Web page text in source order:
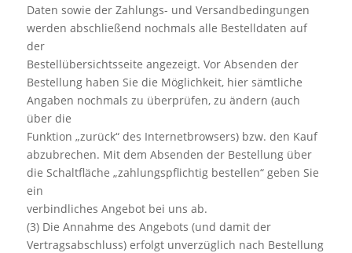
Daten sowie der Zahlungs- und Versandbedingungen
werden abschließend nochmals alle Bestelldaten auf
der
Bestellübersichtsseite angezeigt. Vor Absenden der
Bestellung haben Sie die Möglichkeit, hier sämtliche
Angaben nochmals zu überprüfen, zu ändern (auch
über die
Funktion „zurück“ des Internetbrowsers) bzw. den Kauf
abzubrechen. Mit dem Absenden der Bestellung über
die Schaltfläche „zahlungspflichtig bestellen“ geben Sie
ein
verbindliches Angebot bei uns ab.
(3) Die Annahme des Angebots (und damit der
Vertragsabschluss) erfolgt unverzüglich nach Bestellung